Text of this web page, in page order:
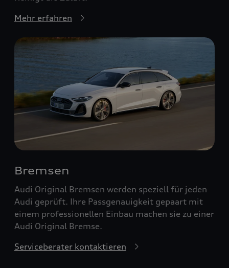
Mehr erfahren
Bremsen
Audi Original Bremsen werden speziell für jeden
Audi geprüft. Ihre Passgenauigkeit gepaart mit
einem professionellen Einbau machen sie zu einer
Audi Original Bremse.
Serviceberater kontaktieren